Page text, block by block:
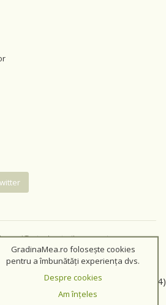
/ Toate drepturile rezervate
stream: No such file or directory
GradinaMea.ro folosește cookies
pentru a îmbunătăți experiența dvs.
Despre cookies
Am înțeles